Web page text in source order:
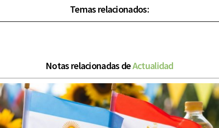
Temas relacionados:
Notas relacionadas deActualidad